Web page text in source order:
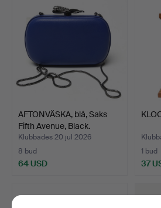
AFTONVÄSKA, blå, Saks
Fifth Avenue, Black.
Klubbades 20 jul 2026
8 bud
64 USD
1 bud
37